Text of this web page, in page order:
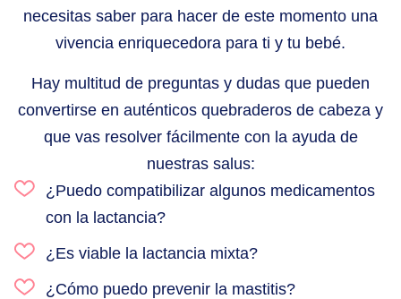
necesitas saber para hacer de este momento una
vivencia enriquecedora para ti y tu bebé.
Hay multitud de preguntas y dudas que pueden
convertirse en auténticos quebraderos de cabeza y
que vas resolver fácilmente con la ayuda de
nuestras salus:
¿Puedo compatibilizar algunos medicamentos
con la lactancia?
¿Es viable la lactancia mixta?
¿Cómo puedo prevenir la mastitis?